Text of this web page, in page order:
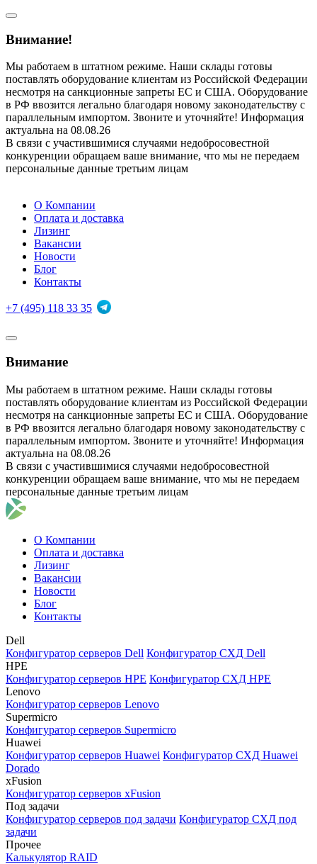
Внимание!
Мы работаем в штатном режиме. Наши склады готовы
поставлять оборудование клиентам из Российской Федерации
несмотря на санкционные запреты ЕС и США. Оборудование
в РФ ввозится легально благодаря новому законодательству с
параллельным импортом. Звоните и уточняйте! Информация
актуальна на 08.08.26
В связи с участившимися случаями недобросовестной
конкуренции обращаем ваше внимание, что мы не передаем
персональные данные третьим лицам
О Компании
Оплата и доставка
Лизинг
Вакансии
Новости
Блог
Контакты
+7 (495) 118 33 35
Внимание
Мы работаем в штатном режиме. Наши склады готовы
поставлять оборудование клиентам из Российской Федерации
несмотря на санкционные запреты ЕС и США. Оборудование
в РФ ввозится легально благодаря новому законодательству с
параллельным импортом. Звоните и уточняйте! Информация
актуальна на 08.08.26
В связи с участившимися случаями недобросовестной
конкуренции обращаем ваше внимание, что мы не передаем
персональные данные третьим лицам
О Компании
Оплата и доставка
Лизинг
Вакансии
Новости
Блог
Контакты
Dell
Конфигуратор серверов Dell Конфигуратор СХД Dell
HPE
Конфигуратор серверов HPE Конфигуратор СХД HPE
Lenovo
Конфигуратор серверов Lenovo
Supermicro
Конфигуратор серверов Supermicro
Huawei
Конфигуратор серверов Huawei Конфигуратор СХД Huawei
Dorado
xFusion
Конфигуратор серверов xFusion
Под задачи
Конфигуратор серверов под задачи Конфигуратор СХД под
задачи
Прочее
Калькулятор RAID